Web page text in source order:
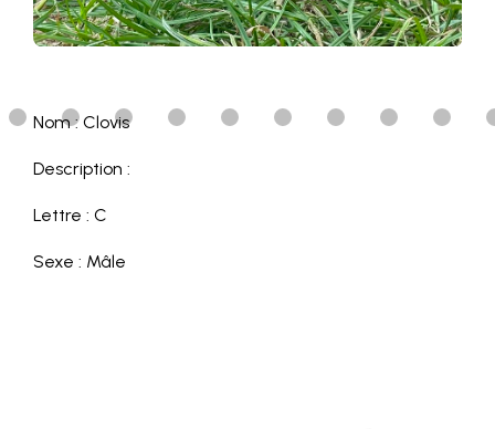
Nom : Clovis
Description :
Lettre : C
Sexe : Mâle